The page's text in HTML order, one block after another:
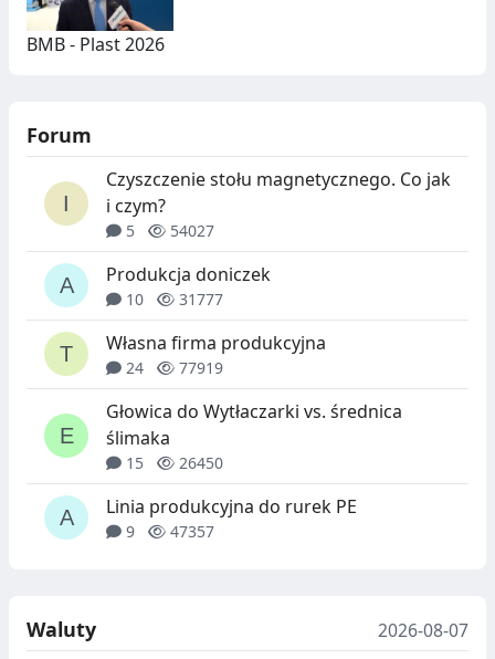
BMB - Plast 2026
Forum
Czyszczenie stołu magnetycznego. Co jak
i czym?
5 54027
Produkcja doniczek
10 31777
Własna firma produkcyjna
24 77919
Głowica do Wytłaczarki vs. średnica
ślimaka
15 26450
Linia produkcyjna do rurek PE
9 47357
Waluty
2026-08-07